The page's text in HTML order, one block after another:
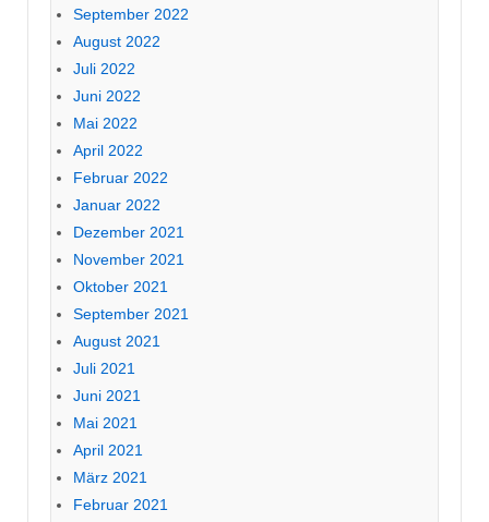
September 2022
August 2022
Juli 2022
Juni 2022
Mai 2022
April 2022
Februar 2022
Januar 2022
Dezember 2021
November 2021
Oktober 2021
September 2021
August 2021
Juli 2021
Juni 2021
Mai 2021
April 2021
März 2021
Februar 2021